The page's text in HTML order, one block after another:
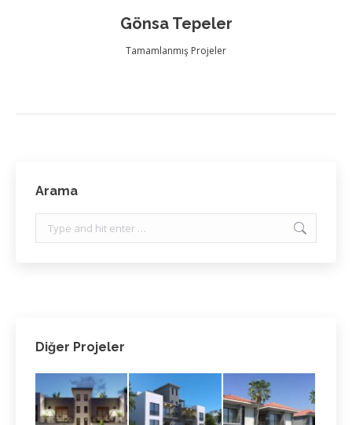
Gönsa Tepeler
Tamamlanmış Projeler
Arama
Search:
Diğer Projeler